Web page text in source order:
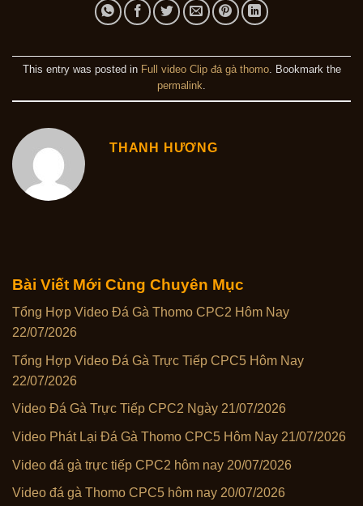
Bài Viết Mới Cùng Chuyên Mục
Tổng Hợp Video Đá Gà Thomo CPC2 Hôm Nay
22/07/2026
Tổng Hợp Video Đá Gà Trực Tiếp CPC5 Hôm Nay
22/07/2026
Video Đá Gà Trực Tiếp CPC2 Ngày 21/07/2026
Video Phát Lại Đá Gà Thomo CPC5 Hôm Nay 21/07/2026
Video đá gà trực tiếp CPC2 hôm nay 20/07/2026
Video đá gà Thomo CPC5 hôm nay 20/07/2026
This entry was posted in Full video Clip đá gà thomo. Bookmark the
permalink
THANH HƯƠNG